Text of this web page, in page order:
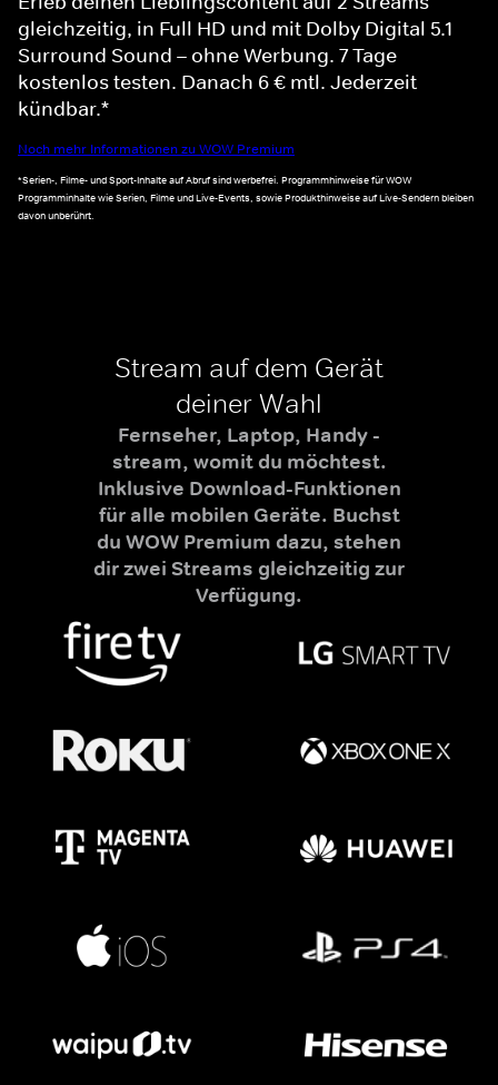
gleichzeitig, in Full HD und mit Dolby Digital 5.1
Surround Sound – ohne Werbung. 7 Tage
kostenlos testen. Danach 6 € mtl. Jederzeit
kündbar.*
Noch mehr Informationen zu WOW Premium
*Serien-, Filme- und Sport-Inhalte auf Abruf sind werbefrei. Programmhinweise für WOW
Programminhalte wie Serien, Filme und Live-Events, sowie Produkthinweise auf Live-Sendern bleiben
davon unberührt.
Stream auf dem Gerät
deiner Wahl
Fernseher, Laptop, Handy -
stream, womit du möchtest.
Inklusive Download-Funktionen
für alle mobilen Geräte. Buchst
du WOW Premium dazu, stehen
dir zwei Streams gleichzeitig zur
Verfügung.